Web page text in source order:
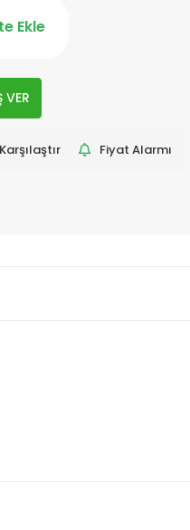
Ekle
VER
Karşılaştır Fiyat Alarmı